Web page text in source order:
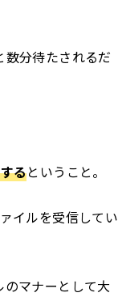
分待たされるだ
るということ。
イルを受信してい
マナーとして大